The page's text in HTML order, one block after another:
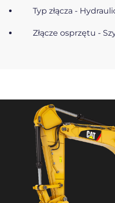
Typ złącza -
Złącze osprzętu -